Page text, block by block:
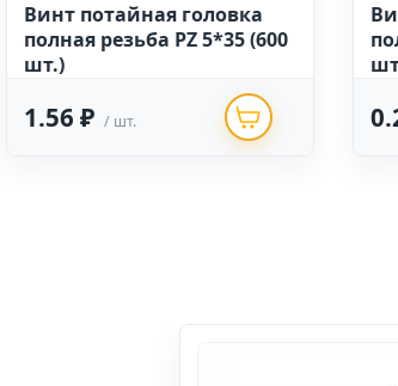
Винт потайная головка
полная резьба PZ 5*35 (600
шт.)
1.56 ₽ / шт.